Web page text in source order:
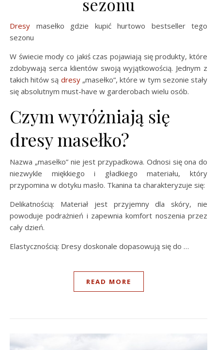
sezonu
Dresy masełko gdzie kupić hurtowo bestseller tego
sezonu
W świecie mody co jakiś czas pojawiają się produkty, które
zdobywają serca klientów swoją wyjątkowością. Jednym z
takich hitów są dresy„masełko”, które w tym sezonie stały
się absolutnym must-have w garderobach wielu osób.
Czym wyróżniają się
dresy masełko?
Nazwa „masełko” nie jest przypadkowa. Odnosi się ona do
niezwykle miękkiego i gładkiego materiału, który
przypomina w dotyku masło. Tkanina ta charakteryzuje się:
Delikatnością: Materiał jest przyjemny dla skóry, nie
powoduje podrażnień i zapewnia komfort noszenia przez
cały dzień.
Elastycznością: Dresy doskonale dopasowują się do …
READ MORE